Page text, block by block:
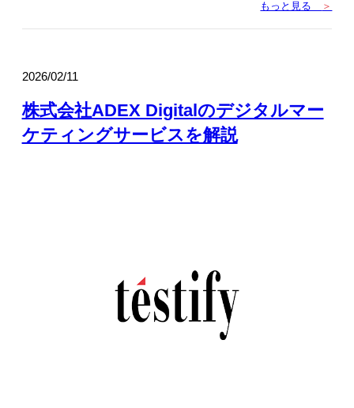
もっと見る ＞
2026/02/11
株式会社ADEX Digitalのデジタルマー
ケティングサービスを解説